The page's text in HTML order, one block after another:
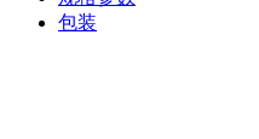
包装